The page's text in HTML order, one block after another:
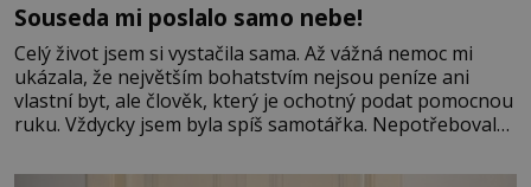
Souseda mi poslalo samo nebe!
Celý život jsem si vystačila sama. Až vážná nemoc mi
ukázala, že největším bohatstvím nejsou peníze ani
vlastní byt, ale člověk, který je ochotný podat pomocnou
ruku. Vždycky jsem byla spíš samotářka. Nepotřebovala
mi knihy, práce a hlavně klid. Hned po studiích jsem